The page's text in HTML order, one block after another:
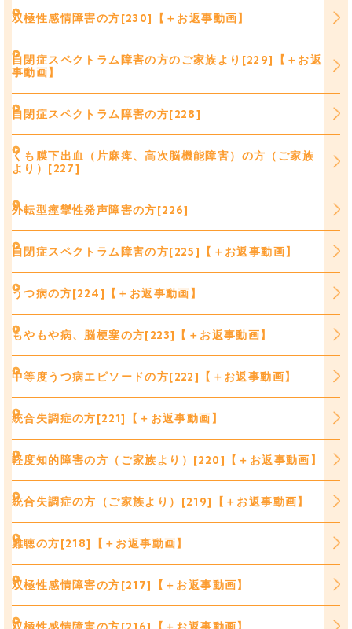
双極性感情障害の方[230]【＋お返事動画】
自閉症スペクトラム障害の方のご家族より[229]【＋お返
事動画】
自閉症スペクトラム障害の方[228]
くも膜下出血（片麻痺、高次脳機能障害）の方（ご家族
より）[227]
外転型痙攣性発声障害の方[226]
自閉症スペクトラム障害の方[225]【＋お返事動画】
うつ病の方[224]【＋お返事動画】
もやもや病、脳梗塞の方[223]【＋お返事動画】
中等度うつ病エピソードの方[222]【＋お返事動画】
統合失調症の方[221]【＋お返事動画】
軽度知的障害の方（ご家族より）[220]【＋お返事動画】
統合失調症の方（ご家族より）[219]【＋お返事動画】
難聴の方[218]【＋お返事動画】
双極性感情障害の方[217]【＋お返事動画】